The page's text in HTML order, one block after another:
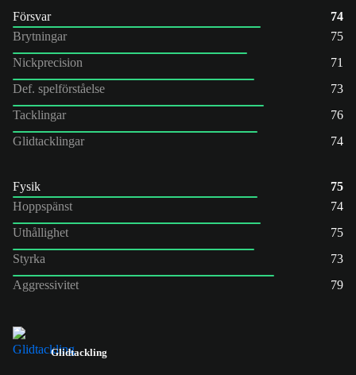
Försvar
74
Brytningar
75
Nickprecision
71
Def. spelförståelse
73
Tacklingar
76
Glidtacklingar
74
Fysik
75
Hoppspänst
74
Uthållighet
75
Styrka
73
Aggressivitet
79
Glidtackling